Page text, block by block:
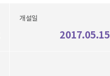
개설일
2017.05.15